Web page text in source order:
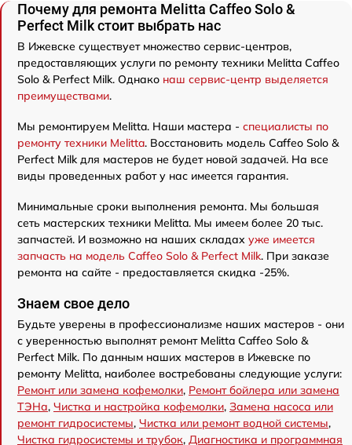
Почему для ремонта Melitta Caffeo Solo &
Perfect Milk стоит выбрать нас
В Ижевске существует множество сервис-центров,
предоставляющих услуги по ремонту техники Melitta Caffeo
Solo & Perfect Milk. Однако наш сервис-центр выделяется
преимуществами.
Мы ремонтируем Melitta. Наши мастера - специалисты по
ремонту техники Melitta. Восстановить модель Caffeo Solo &
Perfect Milk для мастеров не будет новой задачей. На все
виды проведенных работ у нас имеется гарантия.
Минимальные сроки выполнения ремонта. Мы большая
сеть мастерских техники Melitta. Мы имеем более 20 тыс.
запчастей. И возможно на наших складах уже имеется
запчасть на модель Caffeo Solo & Perfect Milk. При заказе
ремонта на сайте - предоставляется скидка -25%.
Знаем свое дело
Будьте уверены в профессионализме наших мастеров - они
с уверенностью выполнят ремонт Melitta Caffeo Solo &
Perfect Milk. По данным наших мастеров в Ижевске по
ремонту Melitta, наиболее востребованы следующие услуги:
Ремонт или замена кофемолки, Ремонт бойлера или замена
ТЭНа, Чистка и настройка кофемолки, Замена насоса или
ремонт гидросистемы, Чистка или ремонт водной системы,
Чистка гидросистемы и трубок, Диагностика и программная